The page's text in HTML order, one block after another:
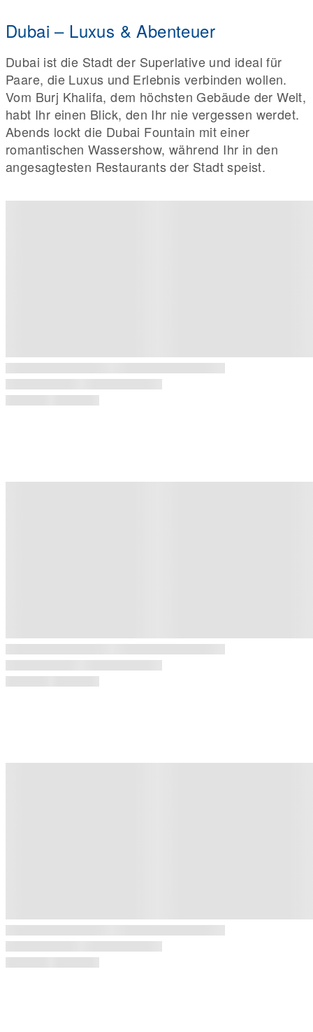
Dubai – Luxus & Abenteuer
Dubai ist die Stadt der Superlative und ideal für
Paare, die Luxus und Erlebnis verbinden wollen.
Vom Burj Khalifa, dem höchsten Gebäude der Welt,
habt Ihr einen Blick, den Ihr nie vergessen werdet.
Abends lockt die Dubai Fountain mit einer
romantischen Wassershow, während Ihr in den
angesagtesten Restaurants der Stadt speist.